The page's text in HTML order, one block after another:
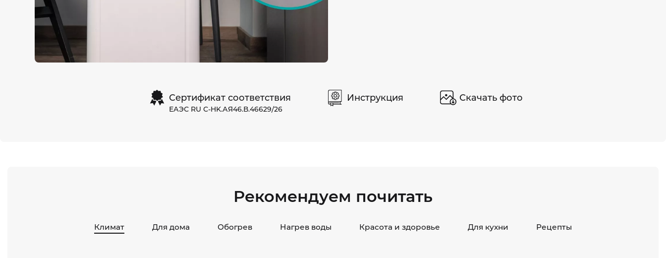
Сертификат соответствия
ЕАЭС RU С-HK.АЯ46.В.46629/26
Инструкция Скачать фото
Рекомендуем почитать
Климат Для дома Обогрев Нагрев воды Красота и здоровье Для кухни Рецепты